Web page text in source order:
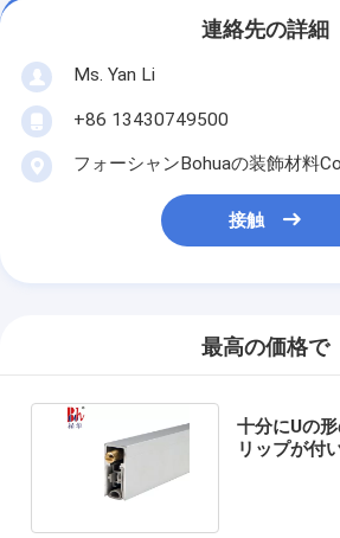
連絡先の詳細
Ms. Yan Li
+86 13430749500
フォーシャンBohuaの装飾材料
接触
最高の価格で
十分にUの
リップが付